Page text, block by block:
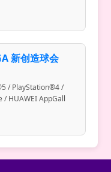
新创造球会
/ PlayStation®4 /
/ HUAWEI AppGall